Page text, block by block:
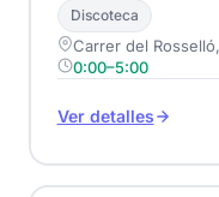
Discoteca
Carrer del
0:00–5:00
Ver detalles